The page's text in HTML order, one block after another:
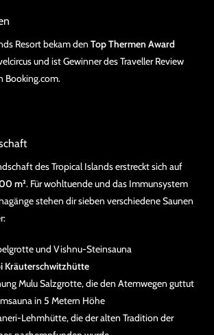
Resort bekam den Top Thermen Award
und ist Gewinner des Traveller Review
Booking.com.
des Tropical Islands erstreckt sich auf
m². Für wohltuende und das Immunsystem
stehen dir sieben verschiedene Saunen
und Vishnu-Steinsauna
Kräuterschwitzhütte
Mulu Salzgrotte, die den Atemwegen guttut
in 5 Metern Höhe
Lehmhütte, die der alten Tradition der